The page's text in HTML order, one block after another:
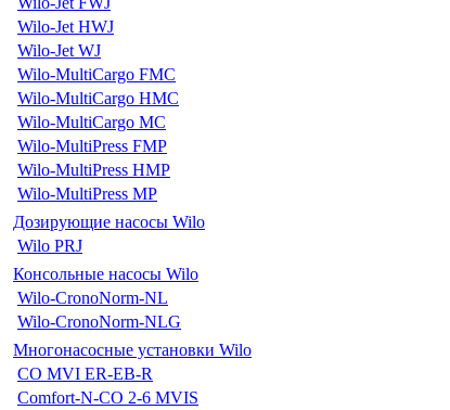
Wilo-Jet HWJ
Wilo-Jet WJ
Wilo-MultiCargo FMC
Wilo-MultiCargo HMC
Wilo-MultiCargo MC
Wilo-MultiPress FMP
Wilo-MultiPress HMP
Wilo-MultiPress MP
Дозирующие насосы Wilo
Wilo PRJ
Консольные насосы Wilo
Wilo-CronoNorm-NL
Wilo-CronoNorm-NLG
Многонасосные установки Wilo
CO MVI ER-EB-R
Comfort-N-CO 2-6 MVIS